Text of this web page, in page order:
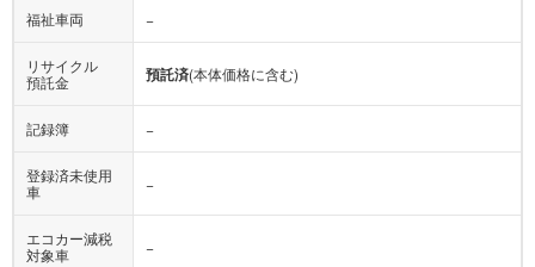
福祉車両 −
リサイクル
預託金
預託済(本体価格に含む)
記録簿 −
登録済未使用
車
−
エコカー減税
対象車
−